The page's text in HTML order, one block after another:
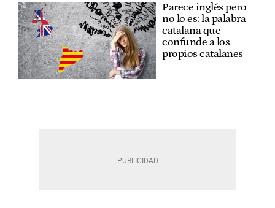
Parece inglés pero
no lo es: la palabra
catalana que
confunde a los
propios catalanes